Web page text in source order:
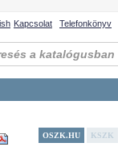
Kapcsolat Telefonkönyv
OSZK.HU KSZK